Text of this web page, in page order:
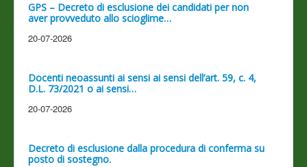
GPS – Decreto di esclusione dei candidati per non
aver provveduto allo scioglime…
20-07-2026
Docenti neoassunti ai sensi ai sensi dell’art. 59, c. 4,
D.L. 73/2021 o ai sensi…
20-07-2026
Decreto di esclusione dalla procedura di conferma su
posto di sostegno.